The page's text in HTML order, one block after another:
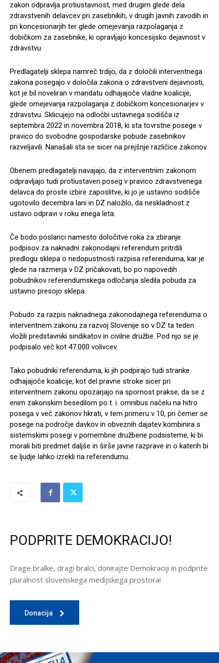
zakon odpravlja protiustavnost, med drugim glede dela
zdravstvenih delavcev pri zasebnikih, v drugih javnih zavodih in
pri koncesionarjih ter glede omejevanja razpolaganja z
dobičkom za zasebnike, ki opravljajo koncesijsko dejavnost v
zdravstvu.
Predlagatelji sklepa namreč trdijo, da z določili interventnega
zakona posegajo v določila zakona o zdravstveni dejavnosti,
kot je bil noveliran v mandatu odhajajoče vladne koalicije,
glede omejevanja razpolaganja z dobičkom koncesionarjev v
zdravstvu. Sklicujejo na odločbi ustavnega sodišča iz
septembra 2022 in novembra 2018, ki sta tovrstne posege v
pravico do svobodne gospodarske pobude zasebnikov
razveljavili. Nanašali sta se sicer na prejšnje različice zakonov.
Obenem predlagatelji navajajo, da z interventnim zakonom
odpravljajo tudi protiustaven poseg v pravico zdravstvenega
delavca do proste izbire zaposlitve, ki jo je ustavno sodišče
ugotovilo decembra lani in DZ naložilo, da neskladnost z
ustavo odpravi v roku enega leta.
Če bodo poslanci namesto določitve roka za zbiranje
podpisov za naknadni zakonodajni referendum pritrdili
predlogu sklepa o nedopustnosti razpisa referenduma, kar je
glede na razmerja v DZ pričakovati, bo po napovedih
pobudnikov referendumskega odločanja sledila pobuda za
ustavno presojo sklepa.
Pobudo za razpis naknadnega zakonodajnega referenduma o
interventnem zakonu za razvoj Slovenije so v DZ ta teden
vložili predstavniki sindikatov in civilne družbe. Pod njo se je
podpisalo več kot 47.000 volivcev.
Tako pobudniki referenduma, ki jih podpirajo tudi stranke
odhajajoče koalicije, kot del pravne stroke sicer pri
interventnem zakonu opozarjajo na spornost prakse, da se z
enim zakonskim besedilom po t. i. omnibus načelu na hitro
posega v več zakonov hkrati, v tem primeru v 10, pri čemer se
posege na področje davkov in obveznih dajatev kombinira s
sistemskimi posegi v pomembne družbene podsisteme, ki bi
morali biti predmet daljše in širše javne razprave in o katerih bi
se ljudje lahko izrekli na referendumu.
PODPRITE DEMOKRACIJO!
Drage bralke, dragi bralci, donirajte Demokraciji in podprite
pluralnost slovenskega medijskega prostora!
Donacija